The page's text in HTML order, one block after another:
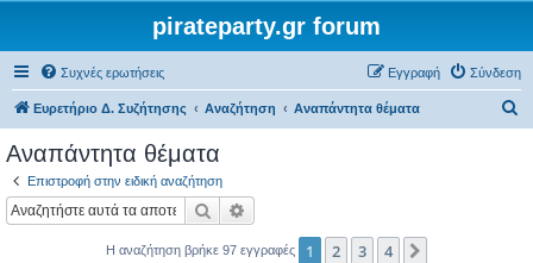
pirateparty.gr forum
Συχνές ερωτήσεις Σύνδεση
Εγγραφή
Ευρετήριο Δ. Συζήτησης Αναζήτηση Αναπάντητα θέματα
Αναπάντητα θέματα
Επιστροφή στην ειδική αναζήτηση
Αναζήτηση
Η αναζήτηση βρήκε 97 εγγραφές 1 2 3 4